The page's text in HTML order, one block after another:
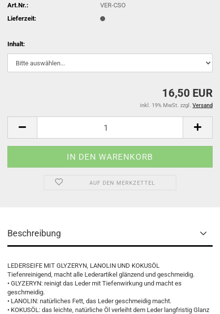
Art.Nr.:
VER-CSO
Lieferzeit:
Inhalt:
16,50 EUR
inkl. 19% MwSt. zzgl. Versand
AUF DEN MERKZETTEL
Beschreibung
LEDERSEIFE MIT GLYZERYN, LANOLIN UND KOKUSÖL
Tiefenreinigend, macht alle Lederartikel glänzend und geschmeidig.
• GLYZERYN: reinigt das Leder mit Tiefenwirkung und macht es
geschmeidig.
• LANOLIN: natürliches Fett, das Leder geschmeidig macht.
• KOKUSÖL: das leichte, natürliche Öl verleiht dem Leder langfristig Glanz